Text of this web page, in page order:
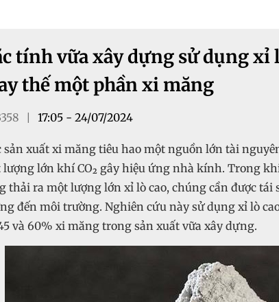
tính vữa xây dựng sử dụng xỉ
thế một phần xi măng
17:05 - 24/07/2024
sản xuất xi măng tiêu hao một nguồn lớn tài
lượng lớn khí CO₂ gây hiệu ứng nhà kính. Trong
thải ra một lượng lớn xỉ lò cao, chúng cần được tái
đến môi trường. Nghiên cứu này sử dụng xỉ lò
và 60% xi măng trong sản xuất vữa xây dựng.